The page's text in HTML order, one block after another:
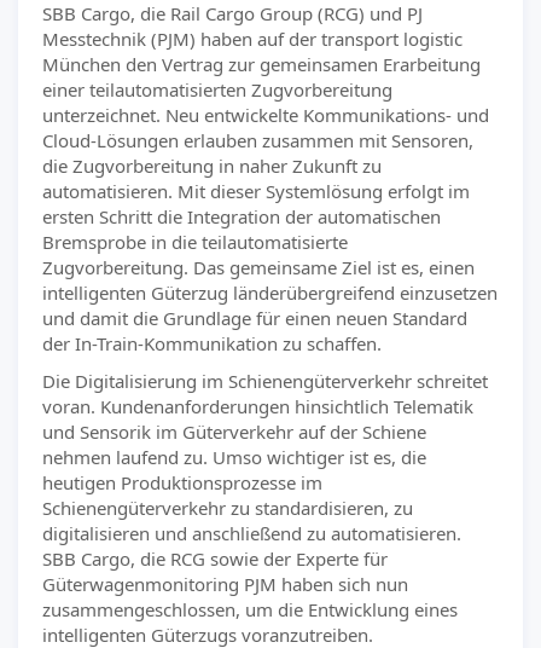
SBB Cargo, die Rail Cargo Group (RCG) und PJ
Messtechnik (PJM) haben auf der transport logistic
München den Vertrag zur gemeinsamen Erarbeitung
einer teilautomatisierten Zugvorbereitung
unterzeichnet. Neu entwickelte Kommunikations- und
Cloud-Lösungen erlauben zusammen mit Sensoren,
die Zugvorbereitung in naher Zukunft zu
automatisieren. Mit dieser Systemlösung erfolgt im
ersten Schritt die Integration der automatischen
Bremsprobe in die teilautomatisierte
Zugvorbereitung. Das gemeinsame Ziel ist es, einen
intelligenten Güterzug länderübergreifend einzusetzen
und damit die Grundlage für einen neuen Standard
der In-Train-Kommunikation zu schaffen.
Die Digitalisierung im Schienengüterverkehr schreitet
voran. Kundenanforderungen hinsichtlich Telematik
und Sensorik im Güterverkehr auf der Schiene
nehmen laufend zu. Umso wichtiger ist es, die
heutigen Produktionsprozesse im
Schienengüterverkehr zu standardisieren, zu
digitalisieren und anschließend zu automatisieren.
SBB Cargo, die RCG sowie der Experte für
Güterwagenmonitoring PJM haben sich nun
zusammengeschlossen, um die Entwicklung eines
intelligenten Güterzugs voranzutreiben.